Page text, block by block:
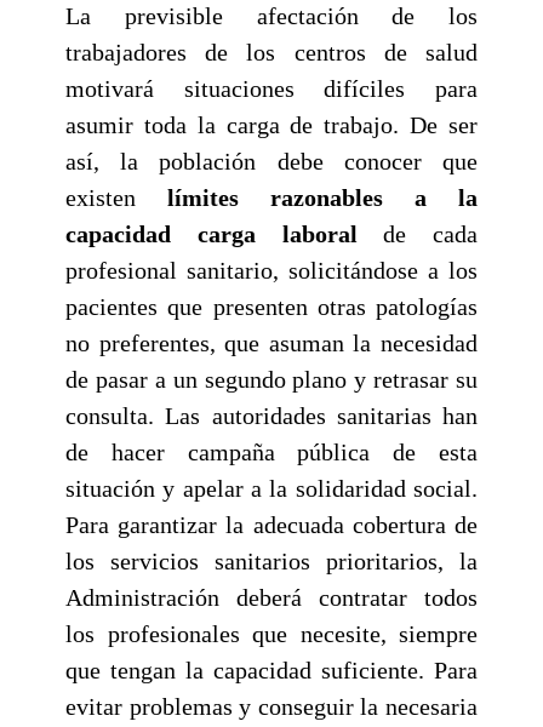
La previsible afectación de los
trabajadores de los centros de salud
motivará situaciones difíciles para
asumir toda la carga de trabajo. De ser
así, la población debe conocer que
existen límites razonables a la
capacidad carga laboral de cada
profesional sanitario, solicitándose a los
pacientes que presenten otras patologías
no preferentes, que asuman la necesidad
de pasar a un segundo plano y retrasar su
consulta. Las autoridades sanitarias han
de hacer campaña pública de esta
situación y apelar a la solidaridad social.
Para garantizar la adecuada cobertura de
los servicios sanitarios prioritarios, la
Administración deberá contratar todos
los profesionales que necesite, siempre
que tengan la capacidad suficiente. Para
evitar problemas y conseguir la necesaria